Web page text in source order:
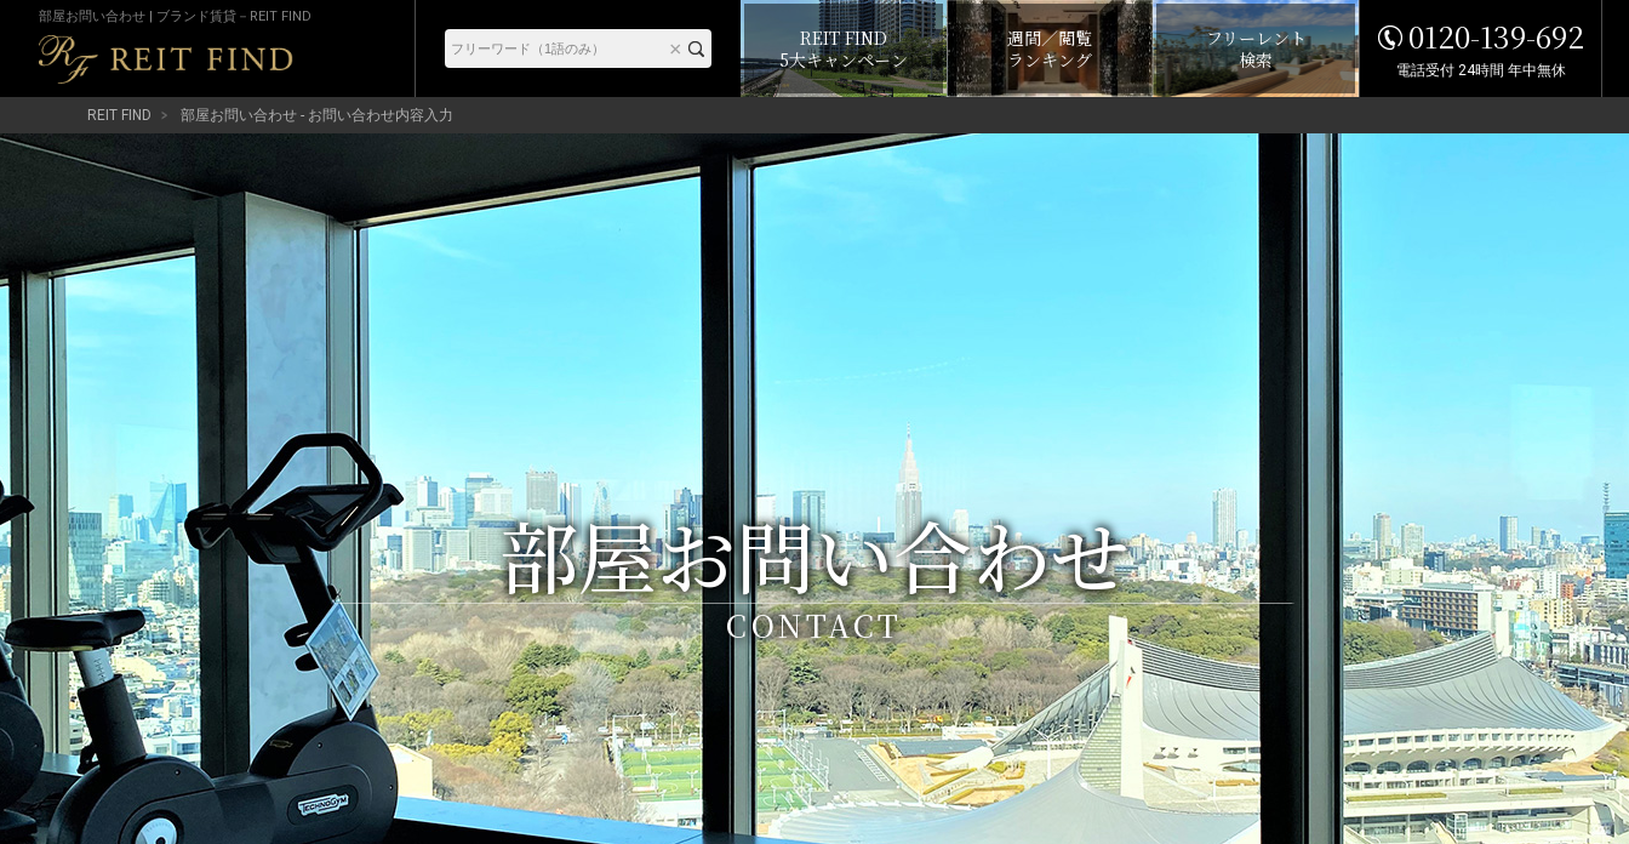
部屋お問い合わせ | ブランド賃貸－REIT FIND
REIT FIND
5大キャンペーン
週間／閲覧
ランキング
フリーレント
検索
0120-139-692
電話受付 24時間 年中無休
REIT FIND 部屋お問い合わせ - お問い合わせ内容入力
部屋お問い合わせ
CONTACT